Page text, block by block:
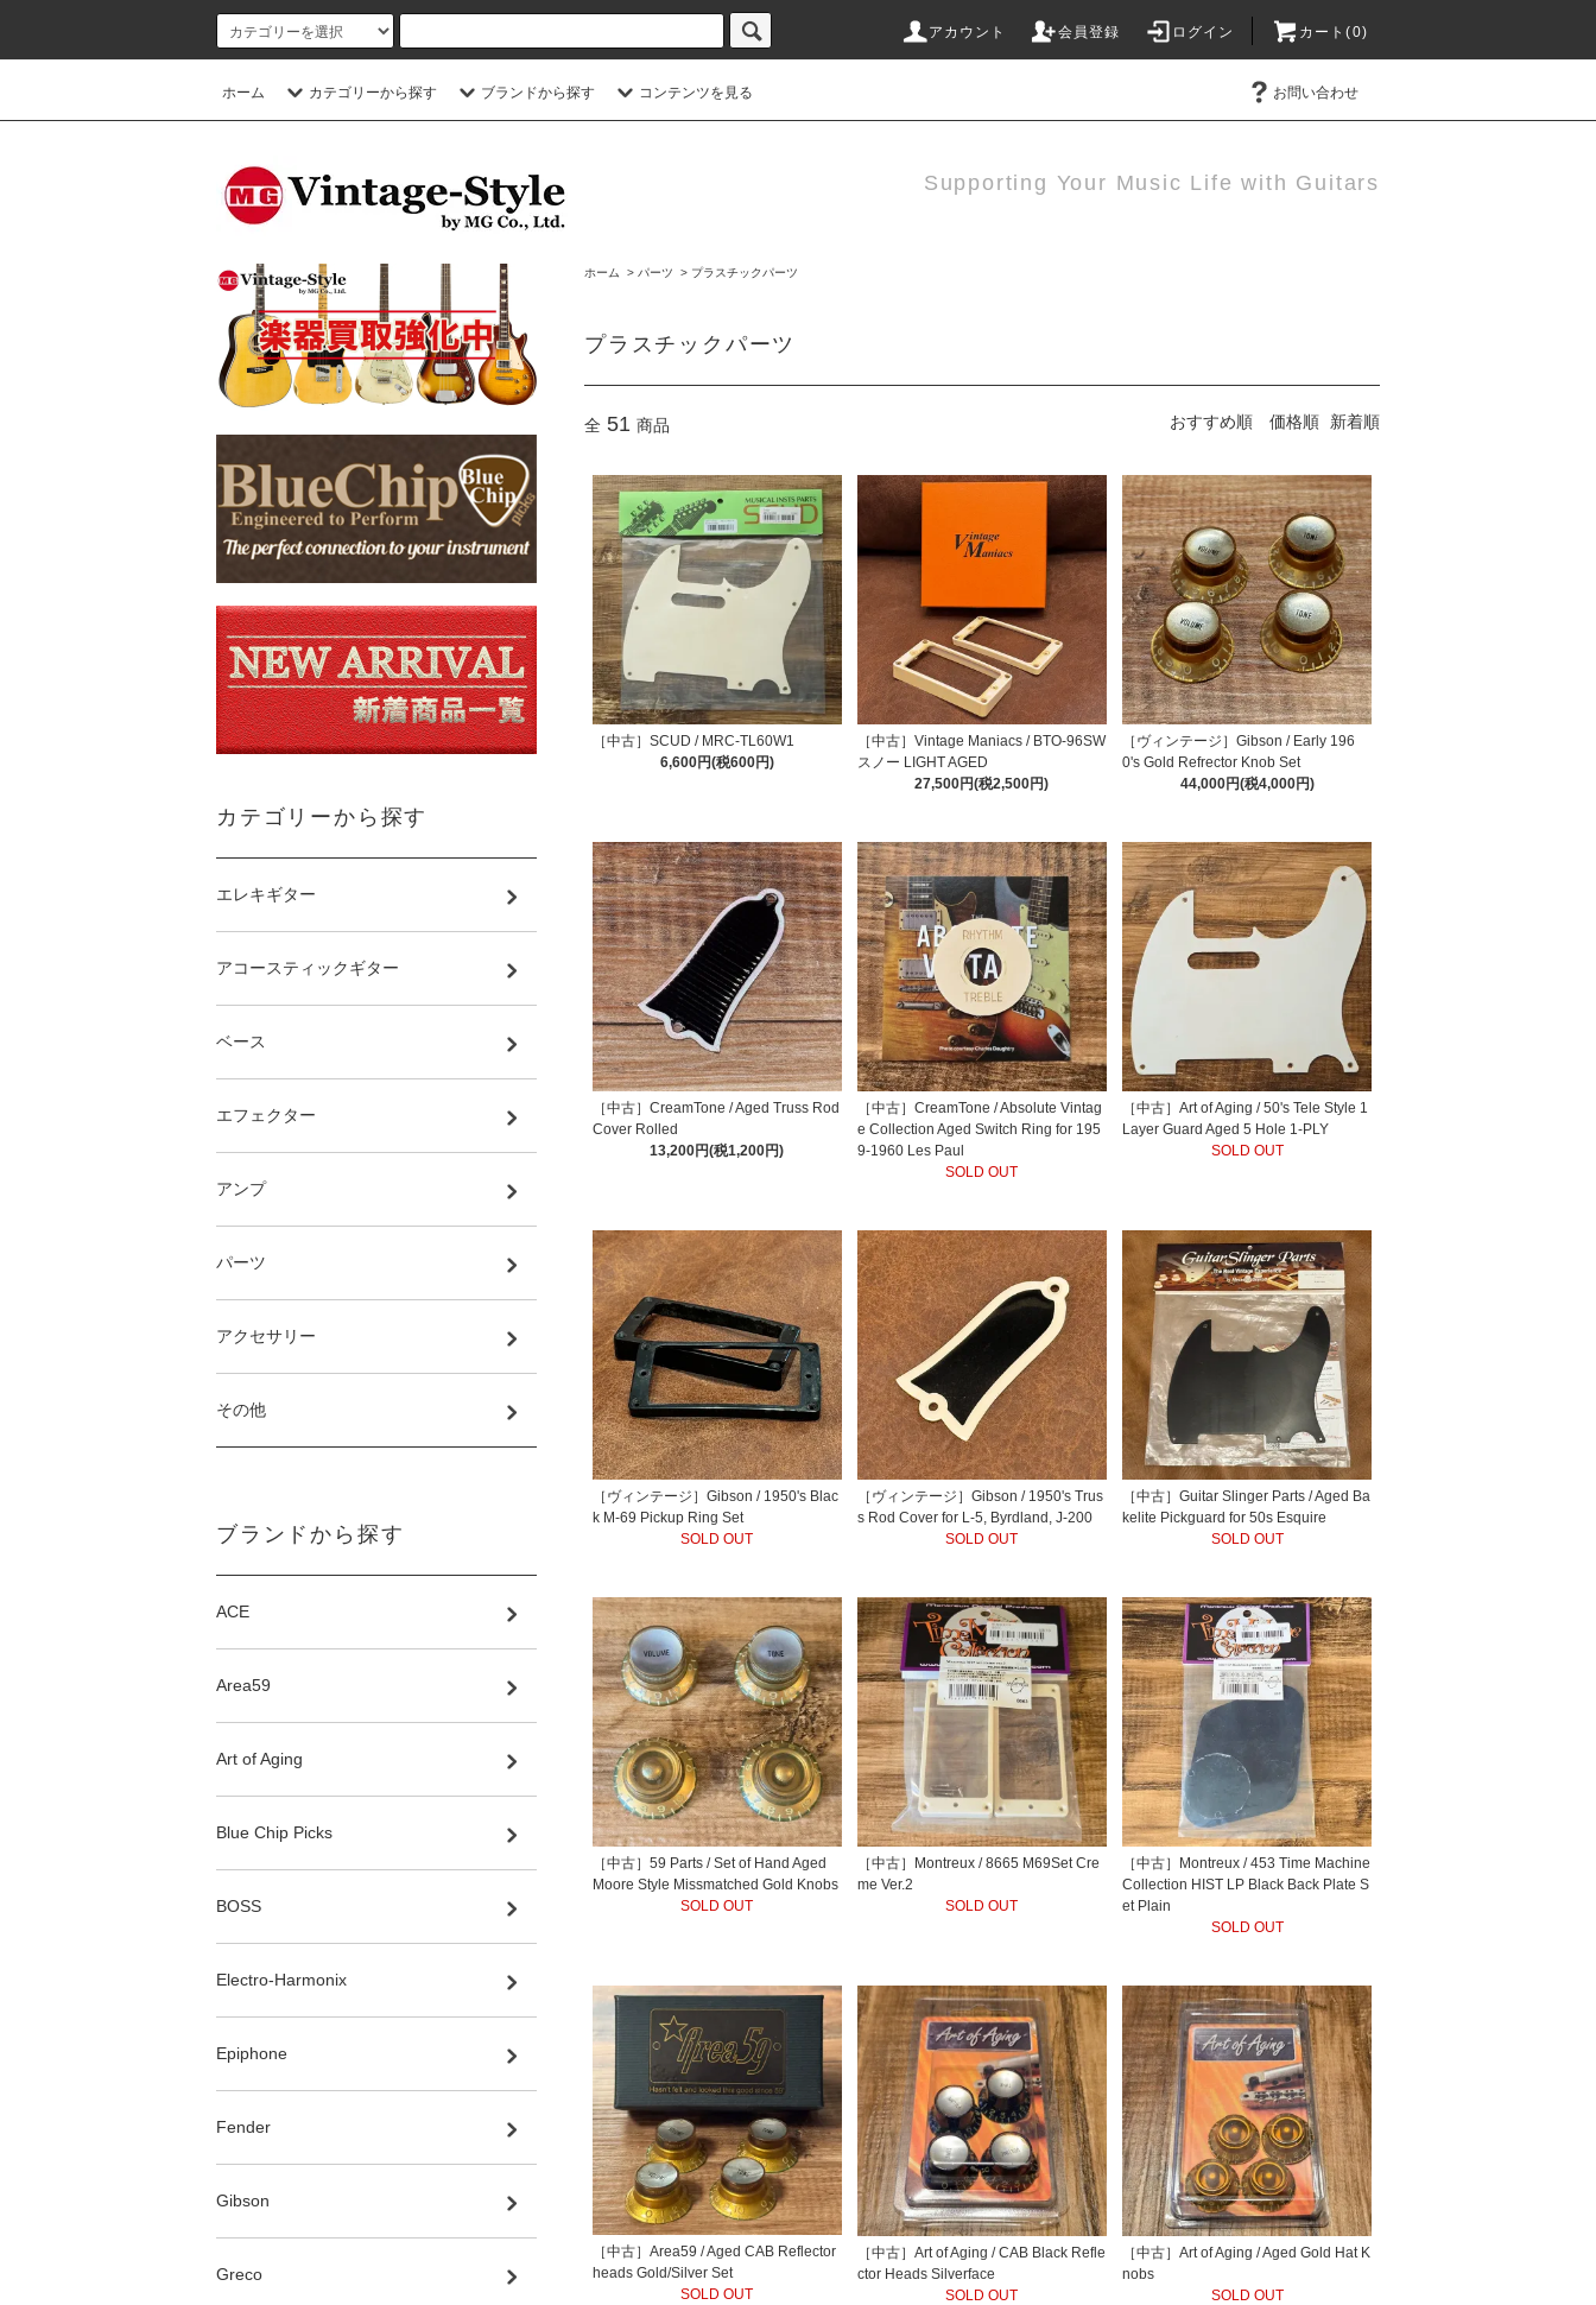
アカウント 会員登録 ログイン カート(0)
ホーム カテゴリーから探す ブランドから探す コンテンツを見る お問い合わせ
Supporting Your Music Life with Guitars
ホーム > パーツ > プラスチックパーツ
プラスチックパーツ
全 51 商品 おすすめ順 価格順 新着順
［中古］SCUD / MRC-TL60W1
6,600円(税600円)
［中古］Vintage Maniacs / BTO-96SW
スノー LIGHT AGED
27,500円(税2,500円)
［ヴィンテージ］Gibson / Early 196
0's Gold Refrector Knob Set
44,000円(税4,000円)
［中古］CreamTone / Aged Truss Rod
Cover Rolled
13,200円(税1,200円)
［中古］CreamTone / Absolute Vintag
e Collection Aged Switch Ring for 195
9-1960 Les Paul
SOLD OUT
［中古］Art of Aging / 50's Tele Style 1
Layer Guard Aged 5 Hole 1-PLY
SOLD OUT
［ヴィンテージ］Gibson / 1950's Blac
k M-69 Pickup Ring Set
SOLD OUT
［ヴィンテージ］Gibson / 1950's Trus
s Rod Cover for L-5, Byrdland, J-200
SOLD OUT
［中古］Guitar Slinger Parts / Aged Ba
kelite Pickguard for 50s Esquire
SOLD OUT
［中古］59 Parts / Set of Hand Aged
Moore Style Missmatched Gold Knobs
SOLD OUT
［中古］Montreux / 8665 M69Set Cre
me Ver.2
SOLD OUT
［中古］Montreux / 453 Time Machine
Collection HIST LP Black Back Plate S
et Plain
SOLD OUT
［中古］Area59 / Aged CAB Reflector
heads Gold/Silver Set
SOLD OUT
［中古］Art of Aging / CAB Black Refle
ctor Heads Silverface
SOLD OUT
［中古］Art of Aging / Aged Gold Hat K
nobs
SOLD OUT
カテゴリーから探す
エレキギター
アコースティックギター
ベース
エフェクター
アンプ
パーツ
アクセサリー
その他
ブランドから探す
ACE
Area59
Art of Aging
Blue Chip Picks
BOSS
Electro-Harmonix
Epiphone
Fender
Gibson
Greco